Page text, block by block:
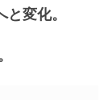
変化。